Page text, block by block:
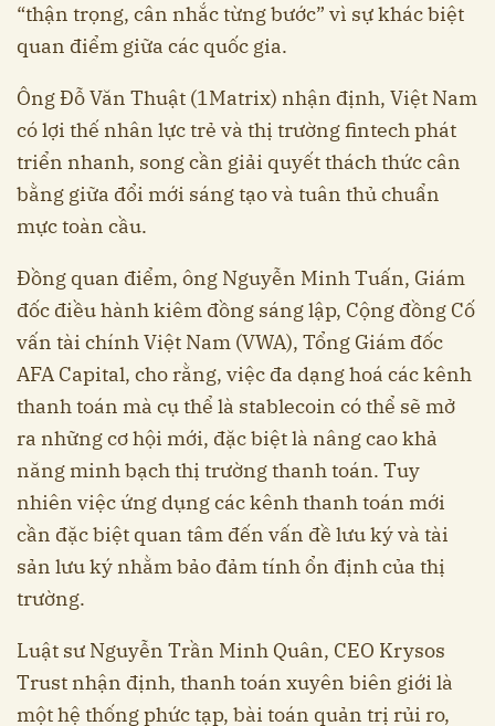
“thận trọng, cân nhắc từng bước” vì sự khác biệt
quan điểm giữa các quốc gia.
Ông Đỗ Văn Thuật (1Matrix) nhận định, Việt Nam
có lợi thế nhân lực trẻ và thị trường fintech phát
triển nhanh, song cần giải quyết thách thức cân
bằng giữa đổi mới sáng tạo và tuân thủ chuẩn
mực toàn cầu.
Đồng quan điểm, ông Nguyễn Minh Tuấn, Giám
đốc điều hành kiêm đồng sáng lập, Cộng đồng Cố
vấn tài chính Việt Nam (VWA), Tổng Giám đốc
AFA Capital, cho rằng, việc đa dạng hoá các kênh
thanh toán mà cụ thể là stablecoin có thể sẽ mở
ra những cơ hội mới, đặc biệt là nâng cao khả
năng minh bạch thị trường thanh toán. Tuy
nhiên việc ứng dụng các kênh thanh toán mới
cần đặc biệt quan tâm đến vấn đề lưu ký và tài
sản lưu ký nhằm bảo đảm tính ổn định của thị
trường.
Luật sư Nguyễn Trần Minh Quân, CEO Krysos
Trust nhận định, thanh toán xuyên biên giới là
một hệ thống phức tạp, bài toán quản trị rủi ro,